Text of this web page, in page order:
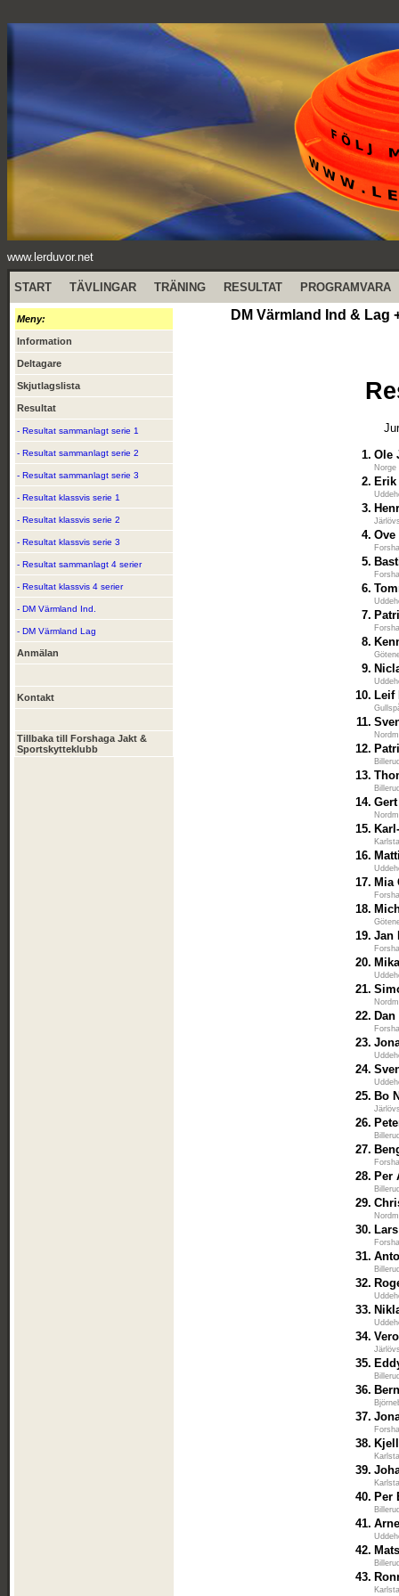
www.lerduvor.net
START TÄVLINGAR TRÄNING RESULTAT PROGRAMVARA
Meny:
Information
Deltagare
Skjutlagslista
Resultat
- Resultat sammanlagt serie 1
- Resultat sammanlagt serie 2
- Resultat sammanlagt serie 3
- Resultat klassvis serie 1
- Resultat klassvis serie 2
- Resultat klassvis serie 3
- Resultat sammanlagt 4 serier
- Resultat klassvis 4 serier
- DM Värmland Ind.
- DM Värmland Lag
Anmälan
Kontakt
Tillbaka till Forshaga Jakt &
Sportskytteklubb
DM Värmland Ind &
1. Ole
Norge
2.
3.
4.
5.
6.
7.
8.
9.
10. Leif
11.
12.
13.
14.
15.
16.
17. Mia
18.
19. Jan
20.
21.
22.
23.
24.
25. Bo
26.
27.
28. Per
29.
30.
31.
32.
33.
34.
35.
36.
37.
38.
39.
40. Per
41.
42.
43.